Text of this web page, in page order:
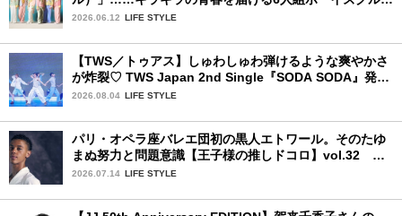
プ
2026.06.12 LIFE STYLE
【TWS／トゥアス】しゅわしゅわ弾けるような爽やかさ
が炸裂♡ TWS Japan 2nd Single『SODA SODA』発売
記念SPECIAL SHOWCASEを詳細レポ
2026.08.04 LIFE STYLE
パリ・オペラ座バレエ団初の黒人エトワール。そのたゆ
まぬ努力と問題意識【王子様の推しドコロ】vol.32 ギ
ヨーム・ディオップさん
2026.07.14 LIFE STYLE